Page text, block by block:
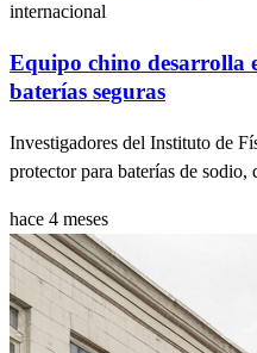
internacional
Equipo chino desarrolla
baterías seguras
Investigadores del Instituto de
protector para baterías de sodio,
hace 4 meses